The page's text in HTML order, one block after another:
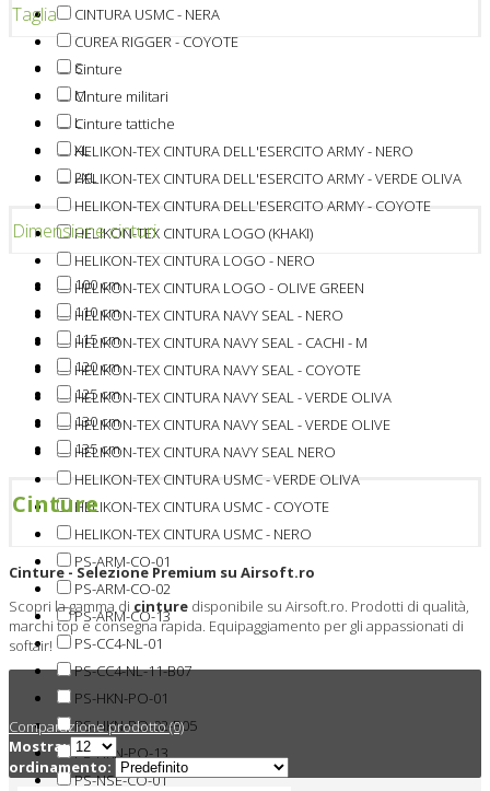
CINTURA USMC - NERA
CUREA RIGGER - COYOTE
Cinture
Cinture militari
Cinture tattiche
HELIKON-TEX CINTURA DELL'ESERCITO ARMY - NERO
HELIKON-TEX CINTURA DELL'ESERCITO ARMY - VERDE OLIVA
HELIKON-TEX CINTURA DELL'ESERCITO ARMY - COYOTE
HELIKON-TEX CINTURA LOGO (KHAKI)
HELIKON-TEX CINTURA LOGO - NERO
HELIKON-TEX CINTURA LOGO - OLIVE GREEN
HELIKON-TEX CINTURA NAVY SEAL - NERO
HELIKON-TEX CINTURA NAVY SEAL - CACHI - M
HELIKON-TEX CINTURA NAVY SEAL - COYOTE
HELIKON-TEX CINTURA NAVY SEAL - VERDE OLIVA
HELIKON-TEX CINTURA NAVY SEAL - VERDE OLIVE
HELIKON-TEX CINTURA NAVY SEAL NERO
HELIKON-TEX CINTURA USMC - VERDE OLIVA
HELIKON-TEX CINTURA USMC - COYOTE
HELIKON-TEX CINTURA USMC - NERO
PS-ARM-CO-01
PS-ARM-CO-02
PS-ARM-CO-13
PS-CC4-NL-01
PS-CC4-NL-11-B07
PS-HKN-PO-01
PS-HKN-PO-02-B05
PS-HKN-PO-13
PS-NSE-CO-01
Taglia
S
M
L
XL
2XL
Dimensione cinturi
100 cm
110 cm
115 cm
120 cm
125 cm
130 cm
135 cm
Cinture
Cinture - Selezione Premium su Airsoft.ro
Scopri la gamma di cinture disponibile su Airsoft.ro. Prodotti di qualità,
marchi top e consegna rapida. Equipaggiamento per gli appassionati di
softair!
Comparazione prodotto (0)
Mostra:
ordinamento: